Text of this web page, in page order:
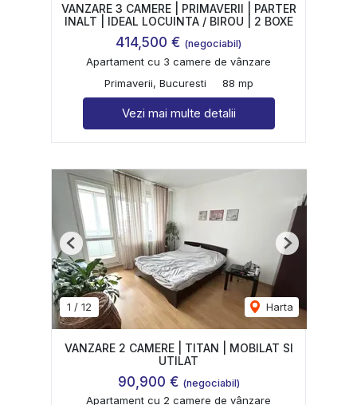
VANZARE 3 CAMERE | PRIMAVERII | PARTER
INALT | IDEAL LOCUINTA / BIROU | 2 BOXE
414,500 € (negociabil)
Apartament cu 3 camere de vânzare
Primaverii, Bucuresti
88 mp
Vezi mai multe detalii
1 / 12 Harta
Previous Next
VANZARE 2 CAMERE | TITAN | MOBILAT SI
UTILAT
90,900 € (negociabil)
Apartament cu 2 camere de vânzare